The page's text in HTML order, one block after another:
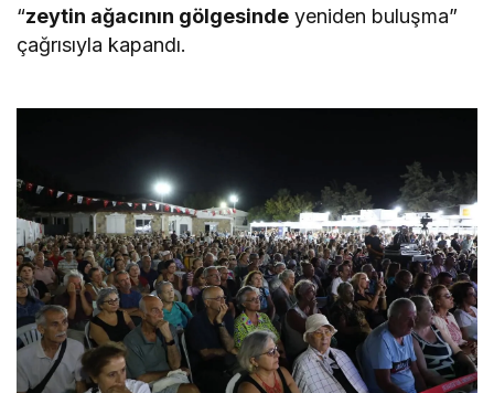
“zeytin ağacının gölgesinde yeniden buluşma”
çağrısıyla kapandı.